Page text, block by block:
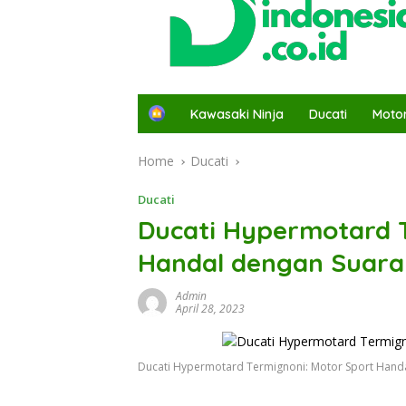
H
e
Kawasaki Ninja Ducati
Home Ducati
Ducati
Ducati Hypermotard
Handal dengan
Admin
April 28, 2023
Ducati Hypermotard Termignoni: Motor Sport